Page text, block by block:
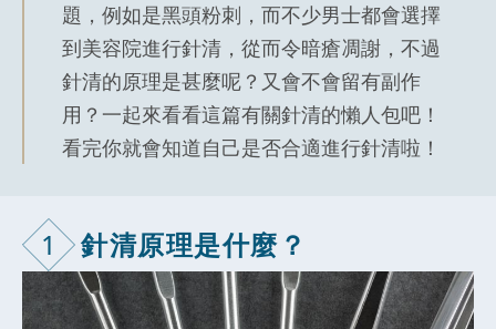
題，例如是黑頭粉刺，而不少男士都會選擇
到美容院進行針清，從而令暗瘡凋謝，不過
針清的原理是甚麼呢？又會不會留有副作
用？一起來看看這篇有關針清的懶人包吧！
看完你就會知道自己是否合適進行針清啦！
1 針清原理是什麼？